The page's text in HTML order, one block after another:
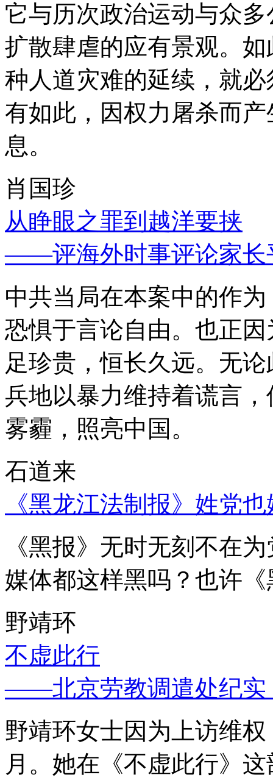
它与历次政治运动与众
扩散肆虐的应有景观。
种人道灾难的延续，就
有如此，因权力屠杀而
息。
肖国珍
从睁眼之罪到越洋要挟
——评海外时事评论家长
中共当局在本案中的作
恐惧于言论自由。也正
足珍贵，恒长久远。无
兵地以暴力维持着谎言
雾霾，照亮中国。
石道来
《黑龙江法制报》姓党
《黑报》无时无刻不在
媒体都这样黑吗？也许
野靖环
不虚此行
——北京劳教调遣处纪实
野靖环女士因为上访维
月。她在《不虚此行》